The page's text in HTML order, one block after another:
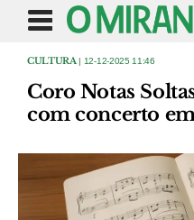
CULTURA | 12-12-2025 11:46
Coro Notas
com concerto